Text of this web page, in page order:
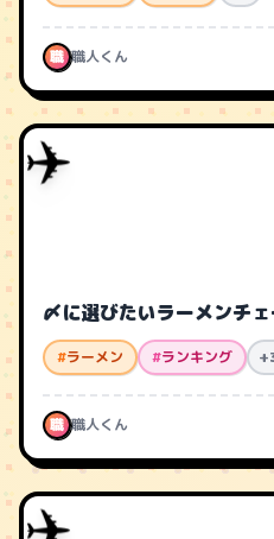
職 職人くん
✈️
〆に選びたいラーメンチ
#ラーメン #ランキング
職 職人くん